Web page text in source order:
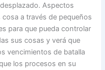
Aspectos
a través de pequeños
para que pueda controlar
sus cosas y verá que
vencimientos de batalla
los procesos en su